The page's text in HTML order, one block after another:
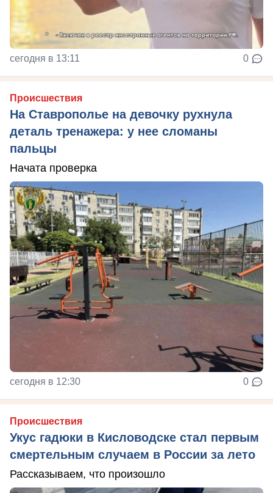
сегодня в 13:11 0
Происшествия
На Ставрополье на девочку рухнула
деталь тренажера: у нее сломаны
пальцы
Начата проверка
сегодня в 12:30 0
Происшествия
Укус гадюки в Кисловодске стал первым
смертельным случаем в России за лето
Рассказываем, что произошло